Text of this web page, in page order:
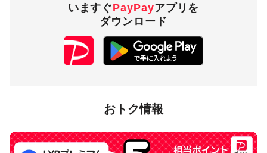
いますぐPayPayアプリを
ダウンロード
おトク情報